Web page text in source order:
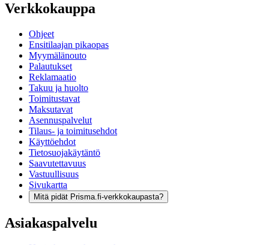
Verkkokauppa
Ohjeet
Ensitilaajan pikaopas
Myymälänouto
Palautukset
Reklamaatio
Takuu ja huolto
Toimitustavat
Maksutavat
Asennuspalvelut
Tilaus- ja toimitusehdot
Käyttöehdot
Tietosuojakäytäntö
Saavutettavuus
Vastuullisuus
Sivukartta
Mitä pidät Prisma.fi-verkkokaupasta?
Asiakaspalvelu